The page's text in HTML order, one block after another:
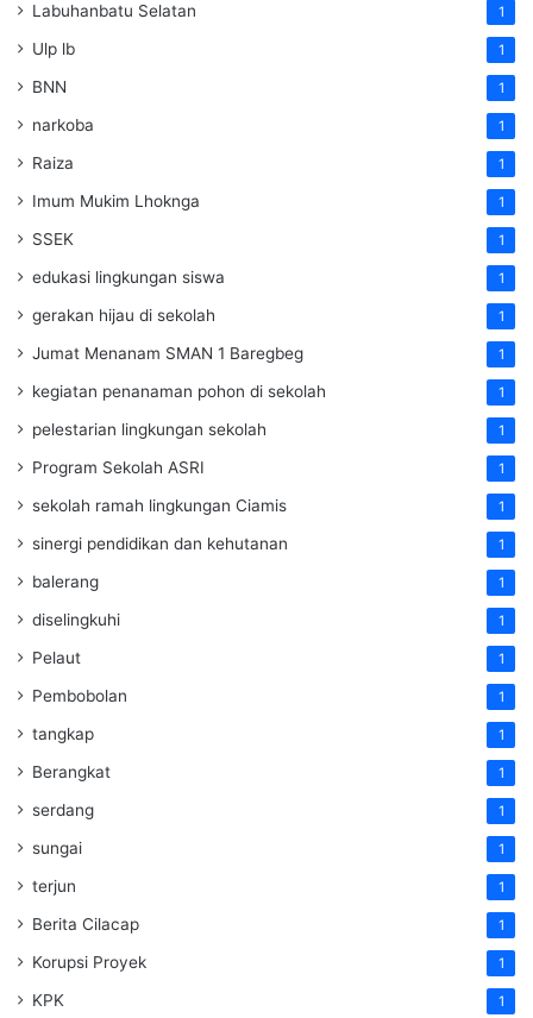
Labuhanbatu Selatan 1
Ulp lb 1
BNN 1
narkoba 1
Raiza 1
Imum Mukim Lhoknga 1
SSEK 1
edukasi lingkungan siswa 1
gerakan hijau di sekolah 1
Jumat Menanam SMAN 1 Baregbeg 1
kegiatan penanaman pohon di sekolah 1
pelestarian lingkungan sekolah 1
Program Sekolah ASRI 1
sekolah ramah lingkungan Ciamis 1
sinergi pendidikan dan kehutanan 1
balerang 1
diselingkuhi 1
Pelaut 1
Pembobolan 1
tangkap 1
Berangkat 1
serdang 1
sungai 1
terjun 1
Berita Cilacap 1
Korupsi Proyek 1
KPK 1